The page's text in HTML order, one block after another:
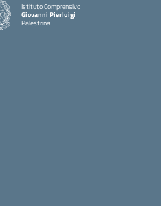
Istituto Comprensivo
Giovanni Pierluigi
Palestrina